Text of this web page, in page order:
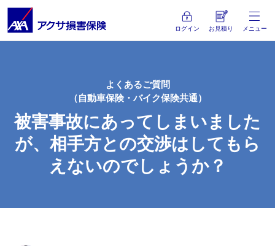
ログイン お見積り メニュー
よくあるご質問
（自動車保険・バイク保険共通）
被害事故にあってしまいました
が、相手方との交渉はしてもら
えないのでしょうか？